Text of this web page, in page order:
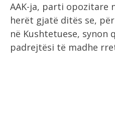
AAK-ja, parti opozitare
herët gjatë ditës se,
në Kushtetuese, synon
padrejtësi të madhe